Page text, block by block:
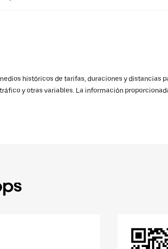
históricos de tarifas, duraciones y distancias
y otras variables. La información